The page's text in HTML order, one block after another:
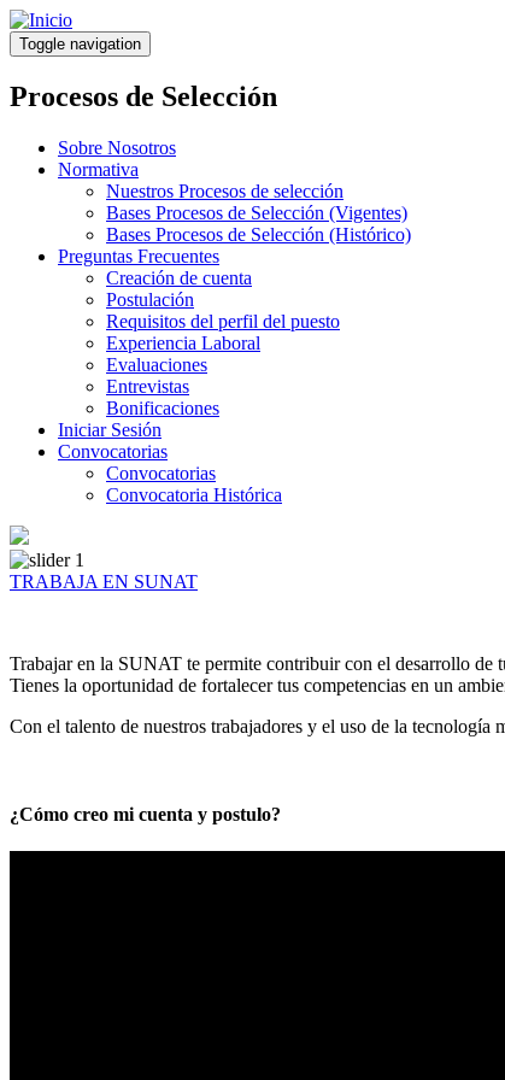
Pasar
al
contenido
principal
Toggle navigation
Procesos de Selección
Sobre Nosotros
Normativa
Nuestros Procesos de selección
Bases Procesos de Selección (Vigentes)
Bases Procesos de Selección (Histórico)
Preguntas Frecuentes
Creación de cuenta
Postulación
Requisitos del perfil del puesto
Experiencia Laboral
Evaluaciones
Entrevistas
Bonificaciones
Iniciar Sesión
Convocatorias
Convocatorias
Convocatoria Histórica
TRABAJA EN SUNAT
Trabajar en la SUNAT te permite contribuir con el desarrollo de
Tienes la oportunidad de fortalecer tus competencias en un
Con el talento de nuestros trabajadores y el uso de la tecnología
¿Cómo creo mi cuenta y postulo?